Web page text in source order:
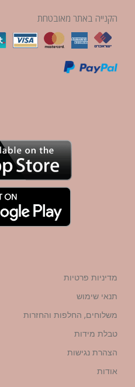
הקנייה באתר מאובטחת
מדיניות פרטיות
תנאי שימוש
משלוחים, החלפות והחזרות
טבלת מידות
הצהרת נגישות
אודות